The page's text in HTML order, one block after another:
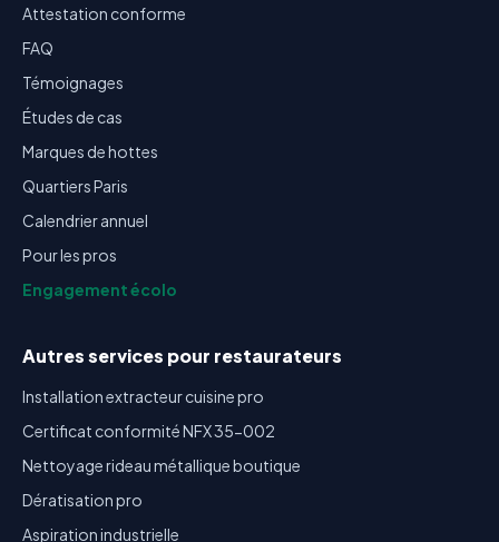
Attestation conforme
FAQ
Témoignages
Études de cas
Marques de hottes
Quartiers Paris
Calendrier annuel
Pour les pros
Engagement écolo
Autres services pour restaurateurs
Installation extracteur cuisine pro
Certificat conformité NFX 35-002
Nettoyage rideau métallique boutique
Dératisation pro
Aspiration industrielle